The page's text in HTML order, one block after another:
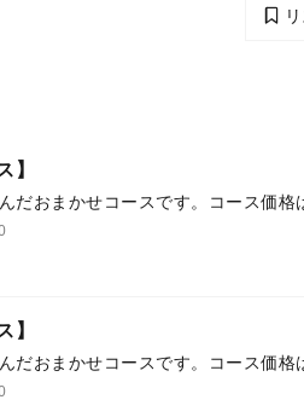
】
だおまかせコースです。コース価
】
だおまかせコースです。コース価